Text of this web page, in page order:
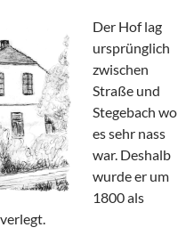
Der Hof lag
ursprünglich
zwischen
Straße und
Stegebach wo
es sehr nass
war. Deshalb
wurde er um
1800 als